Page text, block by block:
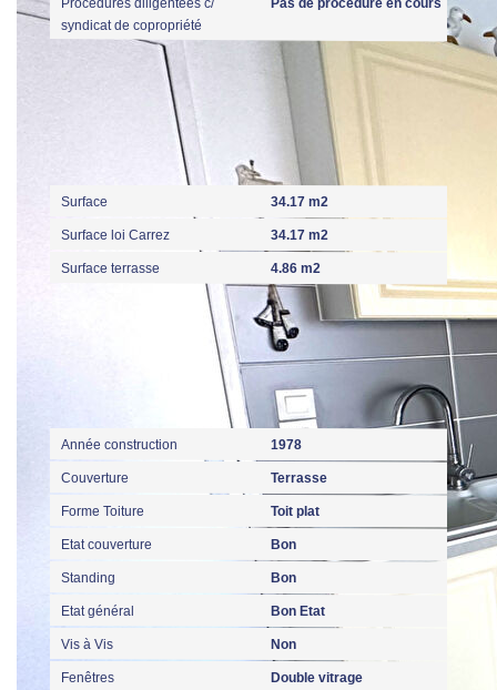
syndicat de copropriété
Surface 34.17 m2
Surface loi Carrez 34.17 m2
Surface terrasse 4.86 m2
Année construction 1978
Couverture Terrasse
Forme Toiture Toit plat
Etat couverture Bon
Standing Bon
Etat général Bon Etat
Vis à Vis Non
Fenêtres Double vitrage